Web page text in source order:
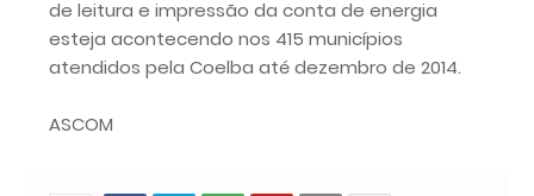
de leitura e impressão da conta de energia
esteja acontecendo nos 415 municípios
atendidos pela Coelba até dezembro de 2014.
ASCOM